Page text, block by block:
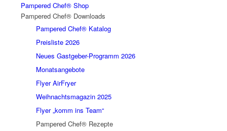
Pampered Chef® Shop
Pampered Chef® Downloads
Pampered Chef® Katalog
Preisliste 2026
Neues Gastgeber-Programm 2026
Monatsangebote
Flyer AirFryer
Weihnachtsmagazin 2025
Flyer „komm ins Team“
Pampered Chef® Rezepte